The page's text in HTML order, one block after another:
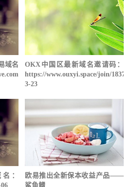
域名
OKX中国区最新域名邀请码：
https://www.ouxyi.space/join/
3-23
：
欧易推出全新保本收益产品——
鲨鱼鳍